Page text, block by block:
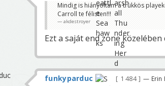
Mindig is hiányoltam a trükkös
Carroll te félisten!!!
akdestroyer
Ezt a saját end zone
funkyparduc 1 484 — Erin